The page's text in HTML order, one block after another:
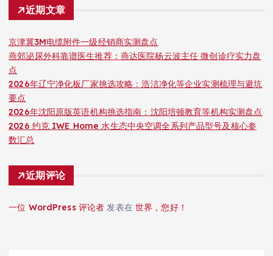
近期文章
京津冀3M电缆附件一级经销商实测盘点
燕郊泌尿外科靠谱医生推荐：燕达医院杨云波主任 微创诊疗实力盘
点
2026年辽宁净化板厂家挑选攻略：浩洁净化等企业实测梳理与避坑
要点
2026年沈阳原版英语机构挑选指南：沈阳培顿教育等机构实测盘点
2026 约克 IWE Home 水生态中央空调全系列产品型号及核心参
数汇总
近期评论
一位 WordPress 评论者 发表在世界，您好！